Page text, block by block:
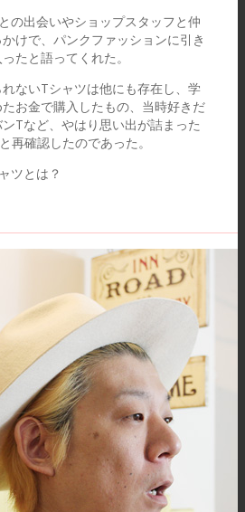
の出会いやショップスタッフと仲
けで、パンクファッションに引き
たと語ってくれた。
ないTシャツは他にも存在し、学
お金で購入したもの、当時好きだ
Tなど、やはり思い出が詰まった
再確認したのであった。
ツとは？